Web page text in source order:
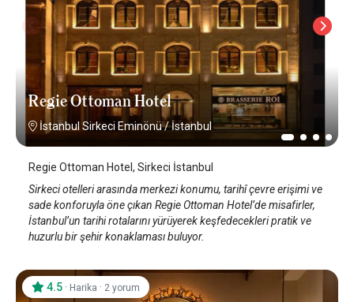
Regie Ottoman Hotel
İstanbul Sirkeci Eminönü/İstanbul
Regie Ottoman Hotel, Sirkeci İstanbul
Sirkeci otelleri arasında merkezi konumu, tarihî çevre erişimi ve
sade konforuyla öne çıkan Regie Ottoman Hotel’de misafirler,
İstanbul’un tarihi rotalarını yürüyerek keşfedecekleri pratik ve
huzurlu bir şehir konaklaması buluyor.
4.5 · Harika · 2 yorum